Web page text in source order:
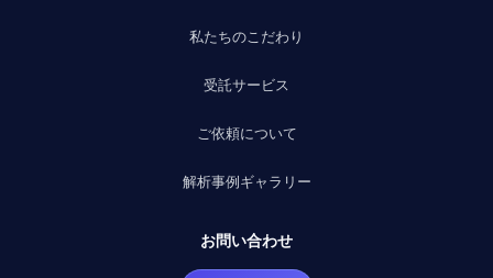
私たちのこだわり
受託サービス
ご依頼について
解析事例ギャラリー
お問い合わせ